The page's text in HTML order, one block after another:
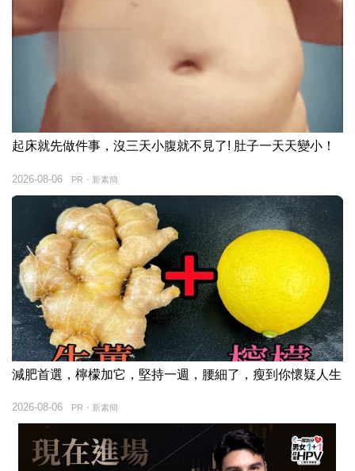
起床就先做件事，沒三天小腹就不見了! 肚子一天天變小！
PR・新素簡
2026-08-06
減肥首選，檸檬加它，堅持一週，腰細了，瘦到你懷疑人生
PR・新素簡
2026-08-06